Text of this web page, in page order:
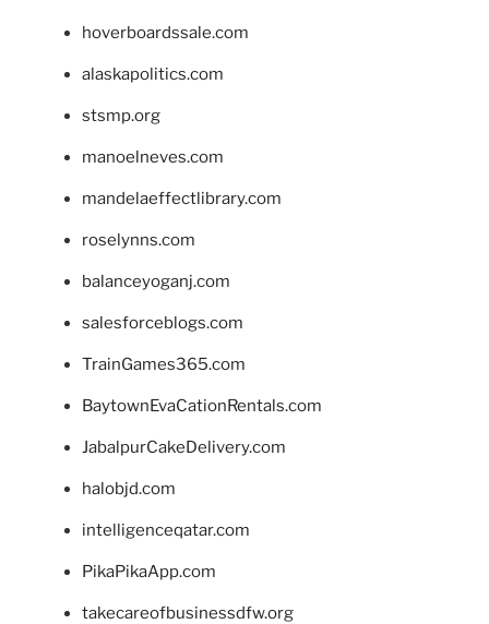
hoverboardssale.com
alaskapolitics.com
stsmp.org
manoelneves.com
mandelaeffectlibrary.com
roselynns.com
balanceyoganj.com
salesforceblogs.com
TrainGames365.com
BaytownEvaCationRentals.com
JabalpurCakeDelivery.com
halobjd.com
intelligenceqatar.com
PikaPikaApp.com
takecareofbusinessdfw.org